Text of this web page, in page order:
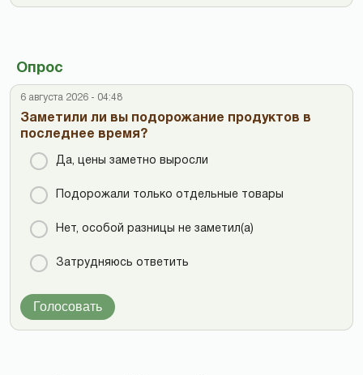
Опрос
6 августа 2026 - 04:48
Заметили ли вы подорожание продуктов в
последнее время?
Да, цены заметно выросли
Подорожали только отдельные товары
Нет, особой разницы не заметил(а)
Затрудняюсь ответить
Голосовать